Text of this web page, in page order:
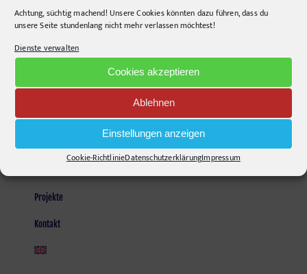
Achtung, süchtig machend! Unsere Cookies könnten dazu führen, dass du
unsere Seite stundenlang nicht mehr verlassen möchtest!
Dienste verwalten
Cookies akzeptieren
Ablehnen
Einstellungen anzeigen
Cookie-RichtlinieDatenschutzerklärungImpressum
Monday - Friday, 9am - 6pm
Kontakt und Anfahrt
Mail senden!
Projekte
Kontakt